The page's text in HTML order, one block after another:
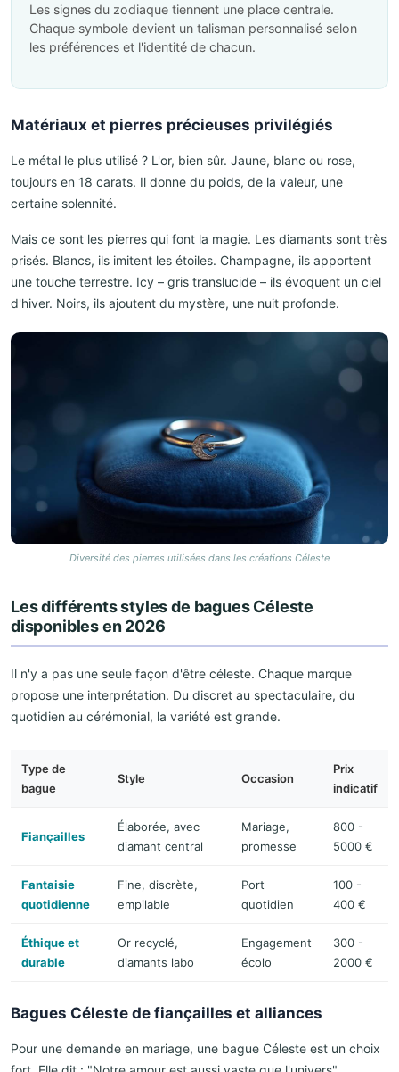
Les signes du zodiaque tiennent une place centrale.
Chaque symbole devient un talisman personnalisé selon
les préférences et l'identité de chacun.
Matériaux et pierres précieuses privilégiés
Le métal le plus utilisé ? L'or, bien sûr. Jaune, blanc ou rose,
toujours en 18 carats. Il donne du poids, de la valeur, une
certaine solennité.
Mais ce sont les pierres qui font la magie. Les diamants sont très
prisés. Blancs, ils imitent les étoiles. Champagne, ils apportent
une touche terrestre. Icy – gris translucide – ils évoquent un ciel
d'hiver. Noirs, ils ajoutent du mystère, une nuit profonde.
Diversité des pierres utilisées dans les créations Céleste
Les différents styles de bagues Céleste
disponibles en 2026
Il n'y a pas une seule façon d'être céleste. Chaque marque
propose une interprétation. Du discret au spectaculaire, du
quotidien au cérémonial, la variété est grande.
Type de
bague
Style Occasion
Prix
indicatif
Fiançailles
Élaborée, avec
diamant central
Mariage,
promesse
800 -
5000 €
Fantaisie
quotidienne
Fine, discrète,
empilable
Port
quotidien
100 -
400 €
Éthique et
durable
Or recyclé,
diamants labo
Engagement
écolo
300 -
2000 €
Bagues Céleste de fiançailles et alliances
Pour une demande en mariage, une bague Céleste est un choix